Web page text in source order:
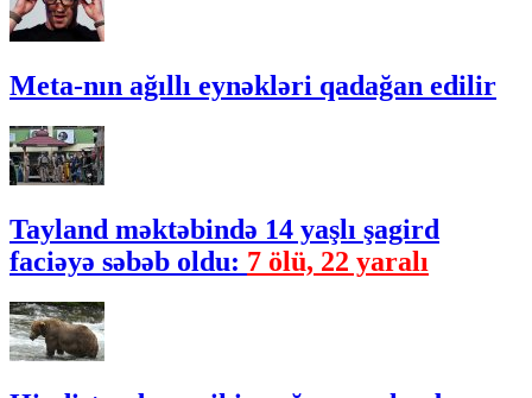
Meta-nın ağıllı eynəkləri qadağan edilir
Tayland məktəbində 14 yaşlı şagird
faciəyə səbəb oldu: 7 ölü, 22 yaralı